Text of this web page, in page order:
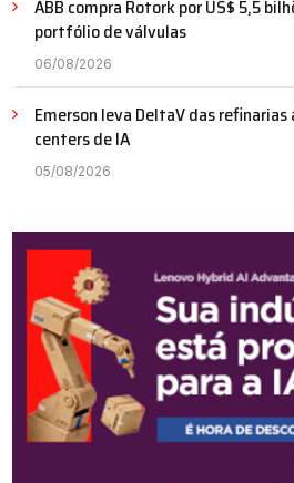
ABB compra Rotork por US$ 5,5
portfólio de válvulas
06/08/2026
Emerson leva DeltaV das refinarias
centers de IA
05/08/2026